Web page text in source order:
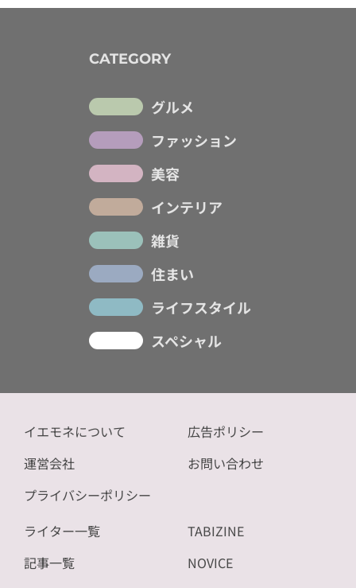
CATEGORY
グルメ
ファッション
美容
インテリア
雑貨
住まい
ライフスタイル
スペシャル
イエモネについて
運営会社
プライバシーポリシー
広告ポリシー
お問い合わせ
ライター一覧
記事一覧
TABIZINE
NOVICE